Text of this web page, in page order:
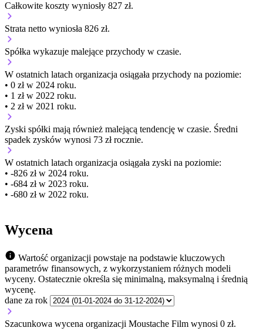
Całkowite koszty wyniosły 827 zł.
Strata netto wyniosła 826 zł.
Spółka wykazuje malejące przychody w czasie.
W ostatnich latach organizacja osiągała przychody na poziomie:
• 0 zł w 2024 roku.
• 1 zł w 2022 roku.
• 2 zł w 2021 roku.
Zyski spółki mają również malejącą tendencję w czasie. Średni
spadek zysków wynosi 73 zł rocznie.
W ostatnich latach organizacja osiągała zyski na poziomie:
• -826 zł w 2024 roku.
• -684 zł w 2023 roku.
• -680 zł w 2022 roku.
Wycena
Wartość organizacji powstaje na podstawie kluczowych
parametrów finansowych, z wykorzystaniem różnych modeli
wyceny. Ostatecznie określa się minimalną, maksymalną i średnią
wycenę.
dane za rok
Szacunkowa wycena organizacji Moustache Film wynosi 0 zł.